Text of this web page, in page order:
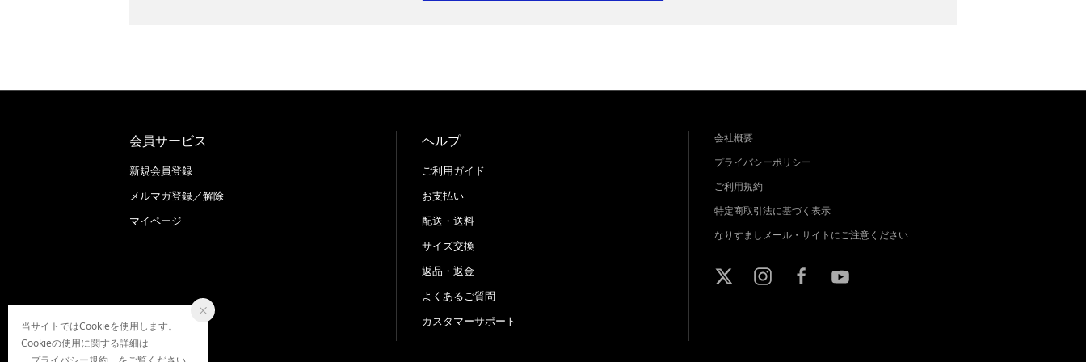
会員サービス
新規会員登録
メルマガ登録／解除
マイページ
ヘルプ
ご利用ガイド
お支払い
配送・送料
サイズ交換
返品・返金
よくあるご質問
カスタマーサポート
会社概要
プライバシーポリシー
ご利用規約
特定商取引法に基づく表示
なりすましメール・サイトにご注意ください
当サイトではCookieを使用します。
Cookieの使用に関する詳細は